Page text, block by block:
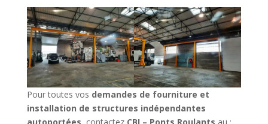
Pour toutes vos demandes de fourniture et
installation de structures indépendantes